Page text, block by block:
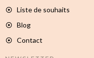
Liste de souhaits
Blog
Contact